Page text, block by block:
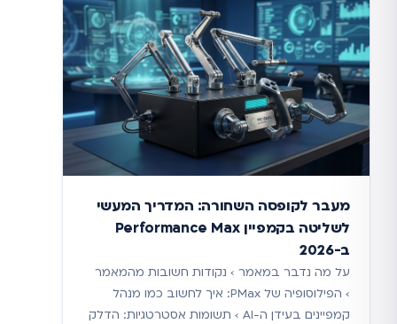
מעבר לקופסה השחורה: המדריך המעשי
לשליטה בקמפיין Performance Max
ב-2026
על מה נדבר במאמר › נקודות חשובות מהמאמר
› הפילוסופיה של PMax: איך לחשוב כמו מנהל
קמפיינים בעידן ה-AI › תשומות אסטרטגיות: הדלק